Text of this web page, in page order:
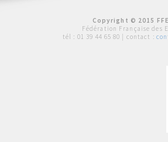
Copyright © 2015
Fédération Française des
tél : 01 39 44 65 80 | contact :